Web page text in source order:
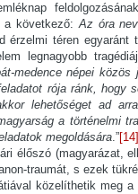
a következő:Az óra
érzelmi téren egyaránt
legnagyobb
medence népei
rója ránk, hogy
lehetőséget ad
a történelmi
megoldására.”[14]
élőszó (magyarázat,
traumát, s ezek
közelíthetik meg